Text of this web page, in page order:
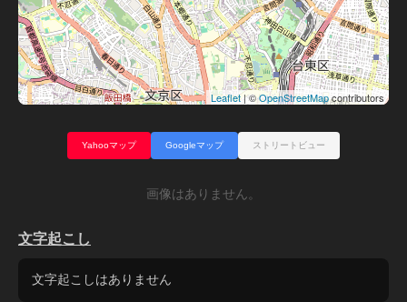
Leaflet| ©OpenStreetMapcontributors
Yahooマップ Googleマップ ストリートビュー
画像はありません。
文字起こし
文字起こしはありません